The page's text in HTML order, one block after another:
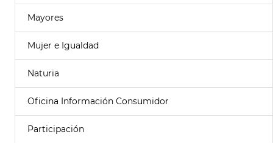
Mayores
Mujer e Igualdad
Naturia
Oficina Información Consumidor
Participación